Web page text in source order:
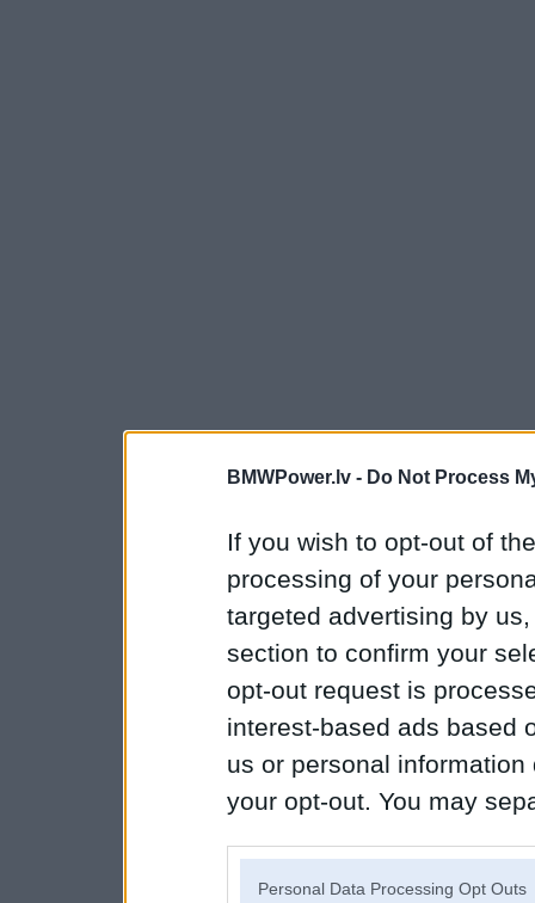
BMWPower.lv - Do Not Process
If you wish to opt-out of
processing of your
targeted advertising by
section to confirm your
opt-out request is
interest-based ads based
us or personal
your opt-out. You may
Personal Data Processing Opt Outs